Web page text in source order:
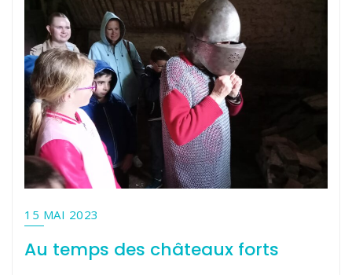
15 MAI 2023
Au temps des châteaux forts